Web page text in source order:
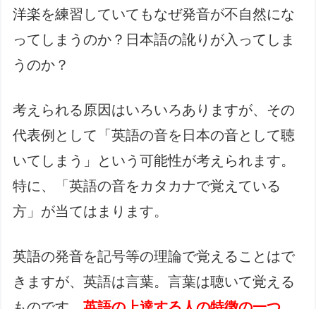
洋楽を練習していてもなぜ発音が不自然にな
ってしまうのか？日本語の訛りが入ってしま
うのか？
考えられる原因はいろいろありますが、その
代表例として「英語の音を日本の音として聴
いてしまう」という可能性が考えられます。
特に、「英語の音をカタカナで覚えている
方」が当てはまります。
英語の発音を記号等の理論で覚えることはで
きますが、英語は言葉。言葉は聴いて覚える